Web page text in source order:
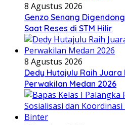
8 Agustus 2026
Genzo Senang
Saat Reses di STM Hilir
8 Agustus 2026
Dedy Hutajulu Raih Juara
Perwakilan Medan 2026